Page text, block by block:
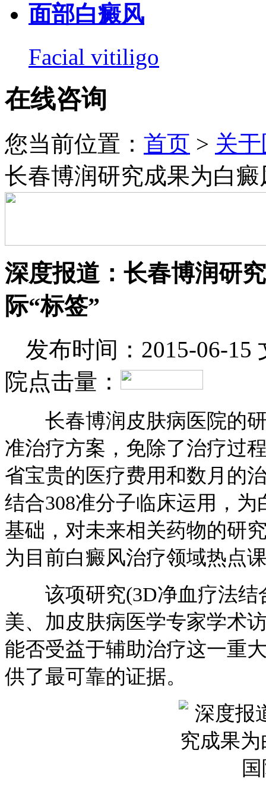
面部白癜风
Facial vitiligo
在线咨询
您当前位置： 首页 > 关
长春博润研究成果为白
深度报道：长春博润研
际“标签”
发布时间：2015-06-15
院点击量：
长春博润皮肤病医院的研
准治疗方案，免除了治疗过
省宝贵的医疗费用和数月的
结合308准分子临床运用，
基础，对未来相关药物的研
为目前白癜风治疗领域热点
该项研究(3D净血疗法结
美、加皮肤病医学专家学术
能否受益于辅助治疗这一重
供了最可靠的证据。